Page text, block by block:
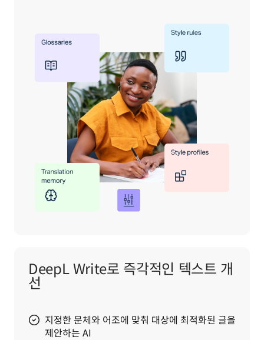
DeepL Write로 즉각적인 텍스트 개
선
지정한 문체와 어조에 맞춰 대상에 최적화된 글을
제안하는 AI